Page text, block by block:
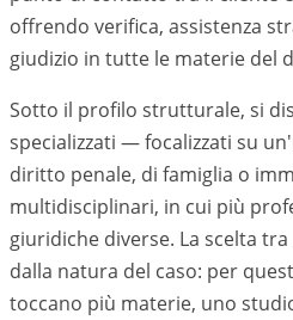
offrendo verifica, assistenza
giudizio in tutte le materie del
Sotto il profilo strutturale, si
specializzati — focalizzati su
diritto penale, di famiglia o
multidisciplinari, in cui più
giuridiche diverse. La scelta
dalla natura del caso: per
toccano più materie, uno